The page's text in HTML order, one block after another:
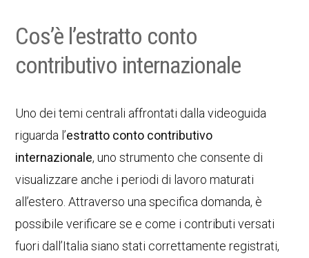
Cos’è l’estratto conto
contributivo internazionale
Uno dei temi centrali affrontati dalla videoguida
riguarda l’estratto conto contributivo
internazionale, uno strumento che consente di
visualizzare anche i periodi di lavoro maturati
all’estero. Attraverso una specifica domanda, è
possibile verificare se e come i contributi versati
fuori dall’Italia siano stati correttamente registrati,